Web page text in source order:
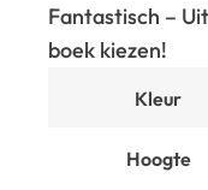
Fantastisch –
boek kiezen!
Kleur
Hoogte